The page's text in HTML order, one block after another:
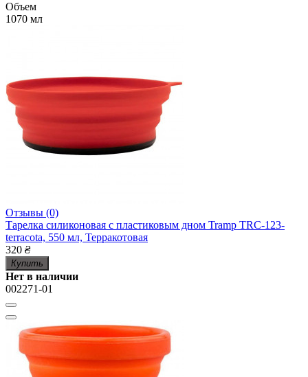
Объем
1070 мл
Отзывы (0)
Тарелка силиконовая с пластиковым дном Tramp TRC-123-
terracota, 550 мл, Терракотовая
320 ₴
Купить
Нет в наличии
002271-01